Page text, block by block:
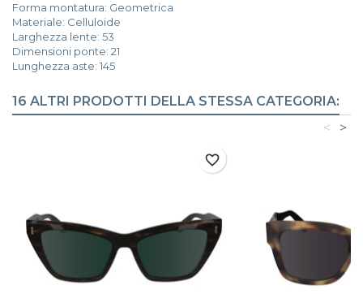
Forma montatura: Geometrica
Materiale: Celluloide
Larghezza lente: 53
Dimensioni ponte: 21
Lunghezza aste: 145
16 ALTRI PRODOTTI DELLA STESSA CATEGORIA:
>
<
favorite_border